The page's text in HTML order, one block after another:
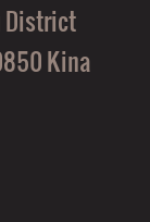
District
Kina